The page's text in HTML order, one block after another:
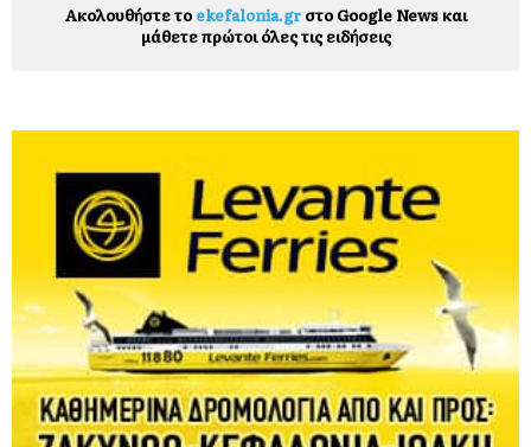
Ακολουθήστε το ekefalonia.grστο Google News και
μάθετε πρώτοι όλες τις ειδήσεις